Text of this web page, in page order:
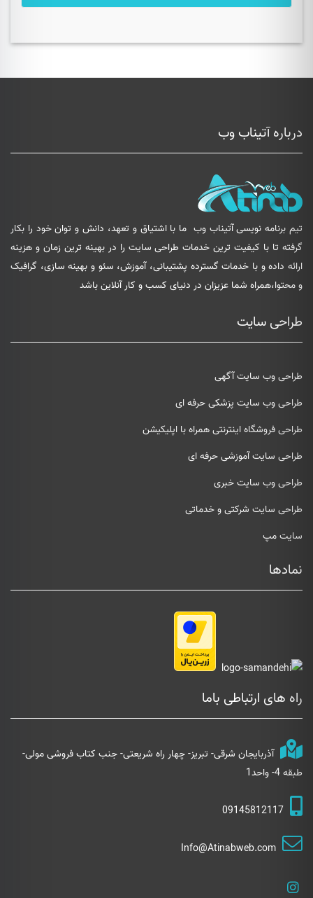
درباره آتیناب وب
تیم برنامه نویسی آتیناب وب ما با اشتیاق و تعهد، دانش و توان خود را بکار
گرفته تا با کیفیت ترین خدمات طراحی سایت را در بهینه ترین زمان و هزینه
ارائه داده و با خدمات گسترده پشتیبانی، آموزش، سئو و بهینه سازی، گرافیک
و محتوا،همراه شما عزیزان در دنیای کسب و کار آنلاین باشد
طراحی سایت
طراحی وب سایت آگهی
طراحی وب سایت پزشکی حرفه ای
طراحی فروشگاه اینترنتی همراه با اپلیکیشن
طراحی سایت آموزشی حرفه ای
طراحی وب سایت خبری
طراحی سایت شرکتی و خدماتی
سایت مپ
نمادها
راه های ارتباطی باما
آذربایجان شرقی- تبریز- چهار راه شریعتی- جنب کتاب فروشی مولی-
طبقه 4- واحد1
09145812117
Info@Atinabweb.com